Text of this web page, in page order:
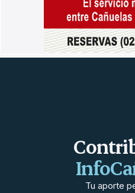
Tu aporte